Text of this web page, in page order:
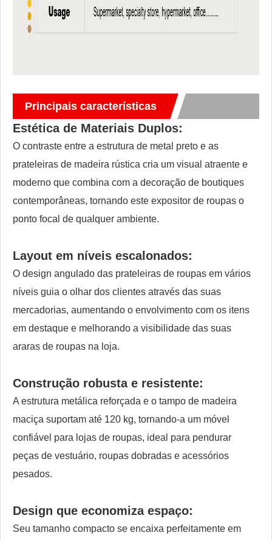
Principais características
Estética de Materiais Duplos:
O contraste entre a estrutura de metal preto e as
prateleiras de madeira rústica cria um visual atraente e
moderno que combina com a decoração de boutiques
contemporâneas, tornando este expositor de roupas o
ponto focal de qualquer ambiente.
Layout em níveis escalonados:
O design angulado das prateleiras de roupas em vários
níveis guia o olhar dos clientes através das suas
mercadorias, aumentando o envolvimento com os itens
em destaque e melhorando a visibilidade das suas
araras de roupas na loja.
Construção robusta e resistente:
A estrutura metálica reforçada e o tampo de madeira
maciça suportam até 120 kg, tornando-a um móvel
confiável para lojas de roupas, ideal para pendurar
peças de vestuário, roupas dobradas e acessórios
pesados.
Design que economiza espaço:
Seu tamanho compacto se encaixa perfeitamente em